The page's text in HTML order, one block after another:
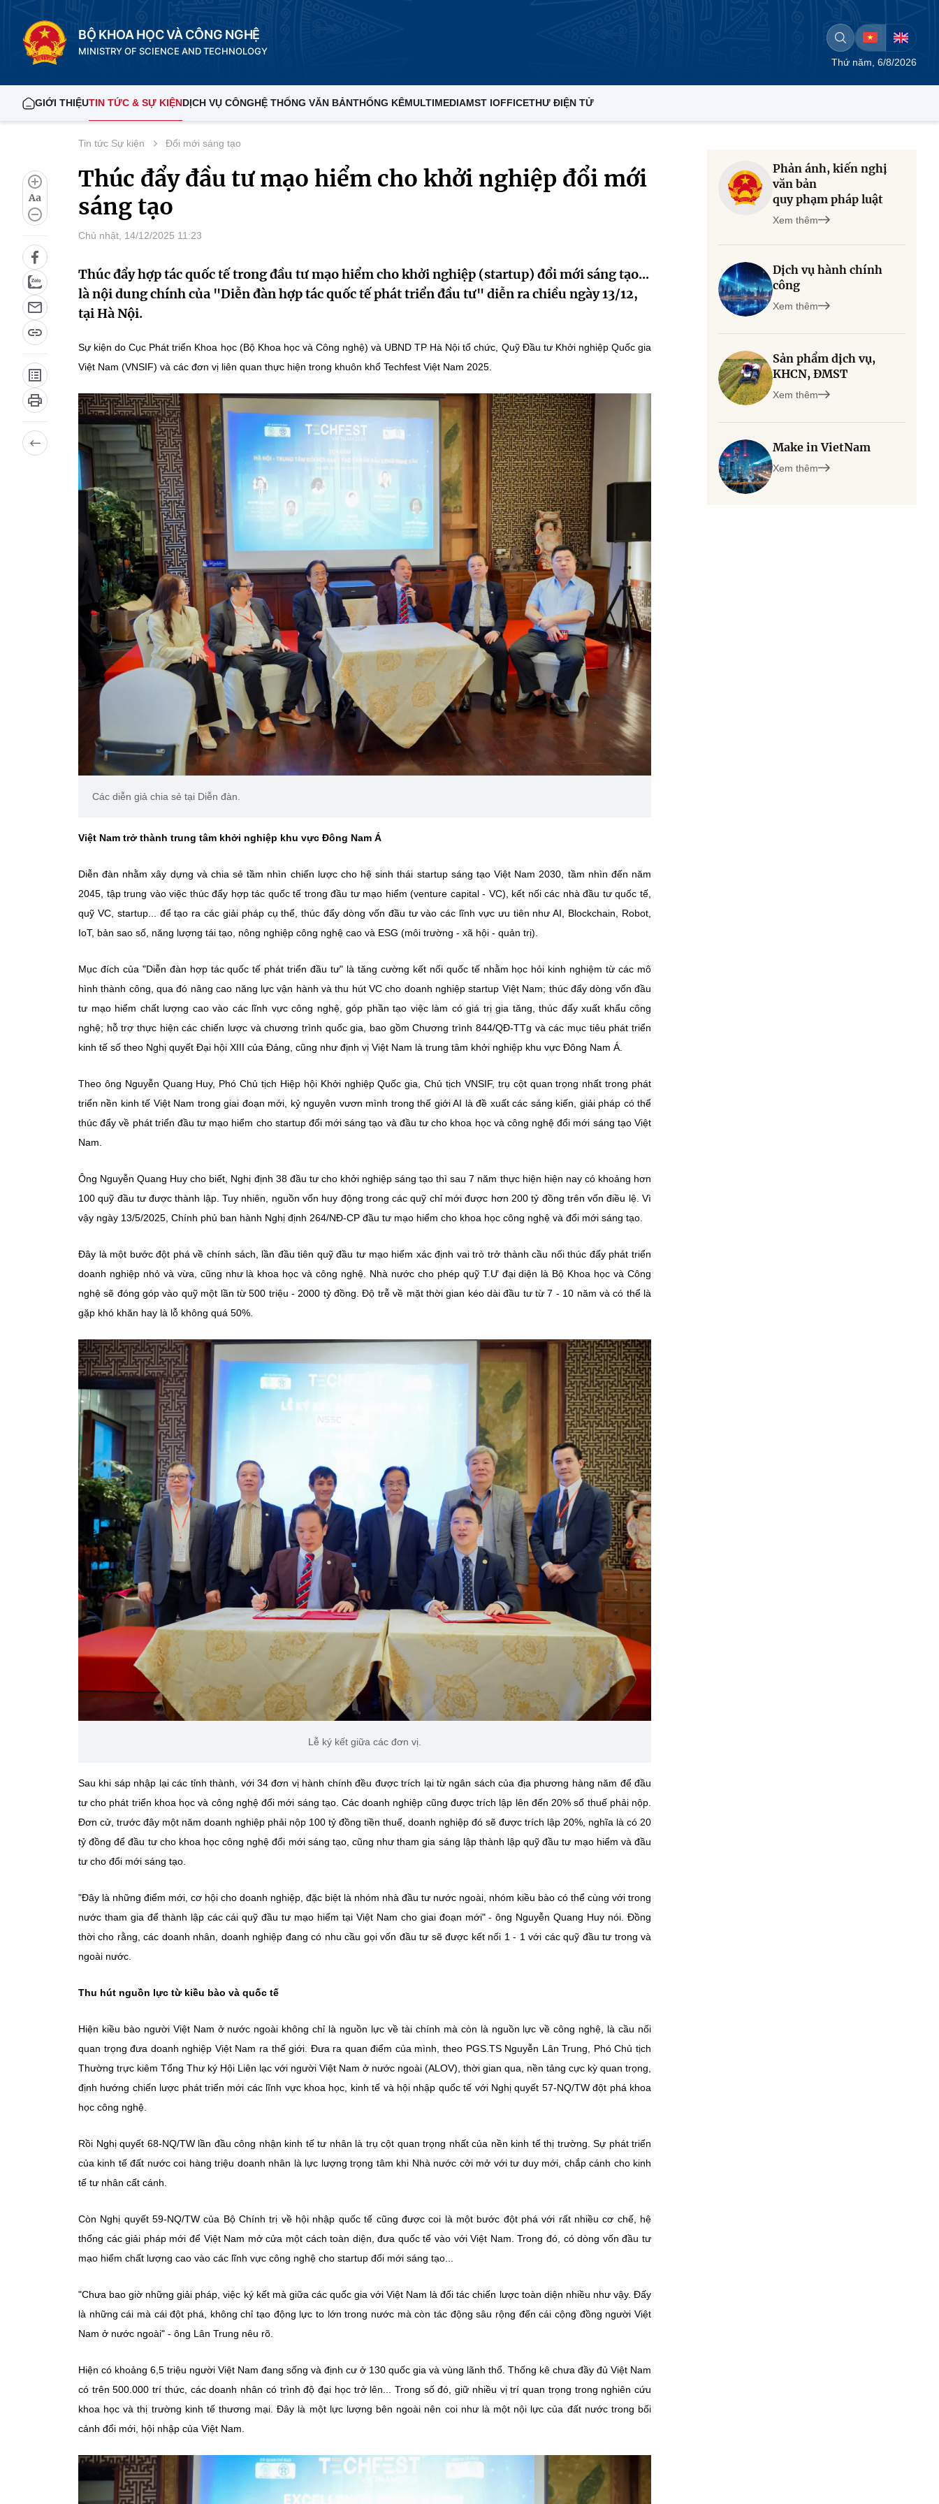
BỘ KHOA HỌC VÀ CÔNG NGHỆ
MINISTRY OF SCIENCE AND TECHNOLOGY
Thứ năm, 6/8/2026
GIỚI THIỆUTIN TỨC & SỰ KIỆNDỊCH VỤ CÔNGHỆ THỐNG VĂN BẢNTHỐNG KÊMULTIMEDIAMST IOFFICETHƯ ĐIỆN TỬ
Aa
Tin tức Sự kiện Đổi mới sáng tạo
Thúc đẩy đầu tư mạo hiểm cho khởi nghiệp đổi mới
sáng tạo
Chủ nhật, 14/12/2025 11:23
Thúc đẩy hợp tác quốc tế trong đầu tư mạo hiểm cho khởi nghiệp (startup) đổi mới sáng tạo...
là nội dung chính của "Diễn đàn hợp tác quốc tế phát triển đầu tư" diễn ra chiều ngày 13/12,
tại Hà Nội.
Sự kiện do Cục Phát triển Khoa học (Bộ Khoa học và Công nghệ) và UBND TP Hà Nội tổ chức, Quỹ Đầu tư Khởi nghiệp Quốc gia
Việt Nam (VNSIF) và các đơn vị liên quan thực hiện trong khuôn khổ Techfest Việt Nam 2025.
Các diễn giả chia sẻ tại Diễn đàn.
Việt Nam trở thành trung tâm khởi nghiệp khu vực Đông Nam Á
Diễn đàn nhằm xây dựng và chia sẻ tầm nhìn chiến lược cho hệ sinh thái startup sáng tạo Việt Nam 2030, tầm nhìn đến năm
2045, tập trung vào việc thúc đẩy hợp tác quốc tế trong đầu tư mạo hiểm (venture capital - VC), kết nối các nhà đầu tư quốc tế,
quỹ VC, startup... để tạo ra các giải pháp cụ thể, thúc đẩy dòng vốn đầu tư vào các lĩnh vực ưu tiên như AI, Blockchain, Robot,
IoT, bản sao số, năng lượng tái tạo, nông nghiệp công nghệ cao và ESG (môi trường - xã hội - quản trị).
Mục đích của "Diễn đàn hợp tác quốc tế phát triển đầu tư" là tăng cường kết nối quốc tế nhằm học hỏi kinh nghiệm từ các mô
hình thành công, qua đó nâng cao năng lực vận hành và thu hút VC cho doanh nghiệp startup Việt Nam; thúc đẩy dòng vốn đầu
tư mạo hiểm chất lượng cao vào các lĩnh vực công nghệ, góp phần tạo việc làm có giá trị gia tăng, thúc đẩy xuất khẩu công
nghệ; hỗ trợ thực hiện các chiến lược và chương trình quốc gia, bao gồm Chương trình 844/QĐ-TTg và các mục tiêu phát triển
kinh tế số theo Nghị quyết Đại hội XIII của Đảng, cũng như định vị Việt Nam là trung tâm khởi nghiệp khu vực Đông Nam Á.
Theo ông Nguyễn Quang Huy, Phó Chủ tịch Hiệp hội Khởi nghiệp Quốc gia, Chủ tịch VNSIF, trụ cột quan trọng nhất trong phát
triển nền kinh tế Việt Nam trong giai đoạn mới, kỷ nguyên vươn mình trong thế giới AI là đề xuất các sáng kiến, giải pháp có thể
thúc đẩy về phát triển đầu tư mạo hiểm cho startup đổi mới sáng tạo và đầu tư cho khoa học và công nghệ đổi mới sáng tạo Việt
Nam.
Ông Nguyễn Quang Huy cho biết, Nghị định 38 đầu tư cho khởi nghiệp sáng tạo thì sau 7 năm thực hiện hiện nay có khoảng hơn
100 quỹ đầu tư được thành lập. Tuy nhiên, nguồn vốn huy động trong các quỹ chỉ mới được hơn 200 tỷ đồng trên vốn điều lệ. Vì
vậy ngày 13/5/2025, Chính phủ ban hành Nghị định 264/NĐ-CP đầu tư mạo hiểm cho khoa học công nghệ và đổi mới sáng tạo.
Đây là một bước đột phá về chính sách, lần đầu tiên quỹ đầu tư mạo hiểm xác định vai trò trở thành cầu nối thúc đẩy phát triển
doanh nghiệp nhỏ và vừa, cũng như là khoa học và công nghệ. Nhà nước cho phép quỹ T.Ư đại diện là Bộ Khoa học và Công
nghệ sẽ đóng góp vào quỹ một lần từ 500 triệu - 2000 tỷ đồng. Độ trễ về mặt thời gian kéo dài đầu tư từ 7 - 10 năm và có thể là
gặp khó khăn hay là lỗ không quá 50%.
Lễ ký kết giữa các đơn vị.
Sau khi sáp nhập lại các tỉnh thành, với 34 đơn vị hành chính đều được trích lại từ ngân sách của địa phương hàng năm để đầu
tư cho phát triển khoa học và công nghệ đổi mới sáng tạo. Các doanh nghiệp cũng được trích lập lên đến 20% số thuế phải nộp.
Đơn cử, trước đây một năm doanh nghiệp phải nộp 100 tỷ đồng tiền thuế, doanh nghiệp đó sẽ được trích lập 20%, nghĩa là có 20
tỷ đồng để đầu tư cho khoa học công nghệ đổi mới sáng tạo, cũng như tham gia sáng lập thành lập quỹ đầu tư mạo hiểm và đầu
tư cho đổi mới sáng tạo.
"Đây là những điểm mới, cơ hội cho doanh nghiệp, đặc biệt là nhóm nhà đầu tư nước ngoài, nhóm kiều bào có thể cùng với trong
nước tham gia để thành lập các cái quỹ đầu tư mạo hiểm tại Việt Nam cho giai đoạn mới" - ông Nguyễn Quang Huy nói. Đồng
thời cho rằng, các doanh nhân, doanh nghiệp đang có nhu cầu gọi vốn đầu tư sẽ được kết nối 1 - 1 với các quỹ đầu tư trong và
ngoài nước.
Thu hút nguồn lực từ kiều bào và quốc tế
Hiện kiều bào người Việt Nam ở nước ngoài không chỉ là nguồn lực về tài chính mà còn là nguồn lực về công nghệ, là cầu nối
quan trọng đưa doanh nghiệp Việt Nam ra thế giới. Đưa ra quan điểm của mình, theo PGS.TS Nguyễn Lân Trung, Phó Chủ tịch
Thường trực kiêm Tổng Thư ký Hội Liên lạc với người Việt Nam ở nước ngoài (ALOV), thời gian qua, nền tảng cực kỳ quan trọng,
định hướng chiến lược phát triển mới các lĩnh vực khoa học, kinh tế và hội nhập quốc tế với Nghị quyết 57-NQ/TW đột phá khoa
học công nghệ.
Rồi Nghị quyết 68-NQ/TW lần đầu công nhận kinh tế tư nhân là trụ cột quan trọng nhất của nền kinh tế thị trường. Sự phát triển
của kinh tế đất nước coi hàng triệu doanh nhân là lực lượng trọng tâm khi Nhà nước cởi mở với tư duy mới, chắp cánh cho kinh
tế tư nhân cất cánh.
Còn Nghị quyết 59-NQ/TW của Bộ Chính trị về hội nhập quốc tế cũng được coi là một bước đột phá với rất nhiều cơ chế, hệ
thống các giải pháp mới để Việt Nam mở cửa một cách toàn diện, đưa quốc tế vào với Việt Nam. Trong đó, có dòng vốn đầu tư
mạo hiểm chất lượng cao vào các lĩnh vực công nghệ cho startup đổi mới sáng tạo...
"Chưa bao giờ những giải pháp, việc ký kết mà giữa các quốc gia với Việt Nam là đối tác chiến lược toàn diện nhiều như vậy. Đấy
là những cái mà cái đột phá, không chỉ tạo động lực to lớn trong nước mà còn tác động sâu rộng đến cái cộng đồng người Việt
Nam ở nước ngoài" - ông Lân Trung nêu rõ.
Hiện có khoảng 6,5 triệu người Việt Nam đang sống và định cư ở 130 quốc gia và vùng lãnh thổ. Thống kê chưa đầy đủ Việt Nam
có trên 500.000 trí thức, các doanh nhân có trình độ đại học trở lên... Trong số đó, giữ nhiều vị trí quan trọng trong nghiên cứu
khoa học và thị trường kinh tế thương mại. Đây là một lực lượng bên ngoài nên coi như là một nội lực của đất nước trong bối
cảnh đổi mới, hội nhập của Việt Nam.
Phản ánh, kiến nghị
văn bản
quy phạm pháp luật
Xem thêm
Dịch vụ hành chính
công
Xem thêm
Sản phẩm dịch vụ,
KHCN, ĐMST
Xem thêm
Make in VietNam
Xem thêm